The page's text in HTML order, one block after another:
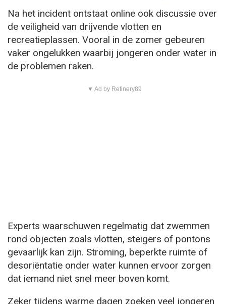
Na het incident ontstaat online ook discussie over
de veiligheid van drijvende vlotten en
recreatieplassen. Vooral in de zomer gebeuren
vaker ongelukken waarbij jongeren onder water in
de problemen raken.
▼ Ad by Refinery89
Experts waarschuwen regelmatig dat zwemmen
rond objecten zoals vlotten, steigers of pontons
gevaarlijk kan zijn. Stroming, beperkte ruimte of
desoriëntatie onder water kunnen ervoor zorgen
dat iemand niet snel meer boven komt.
Zeker tijdens warme dagen zoeken veel jongeren